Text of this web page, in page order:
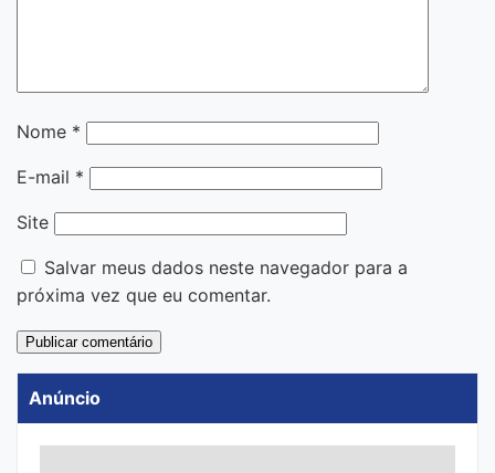
Nome *
E-mail *
Site
Salvar meus dados neste navegador para a
próxima vez que eu comentar.
Anúncio